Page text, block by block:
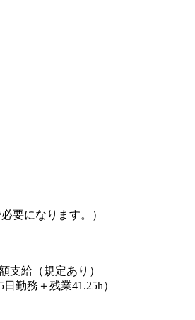
要になります。）
支給（規定あり）
勤務＋残業41.25h）